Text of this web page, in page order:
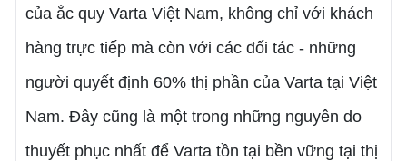
của ắc quy Varta Việt Nam, không chỉ với khách
hàng trực tiếp mà còn với các đối tác - những
người quyết định 60% thị phần của Varta tại Việt
Nam. Đây cũng là một trong những nguyên do
thuyết phục nhất để Varta tồn tại bền vững tại thị